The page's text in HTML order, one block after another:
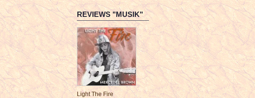
REVIEWS "MUSIK"
Light The Fire